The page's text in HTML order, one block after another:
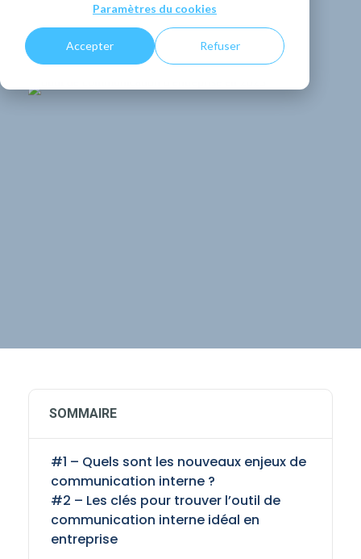
Paramètres du cookies
Accepter Refuser
PARTAGER
SOMMAIRE
#1 – Quels sont les nouveaux enjeux de
communication interne ?
#2 – Les clés pour trouver l’outil de
communication interne idéal en
entreprise